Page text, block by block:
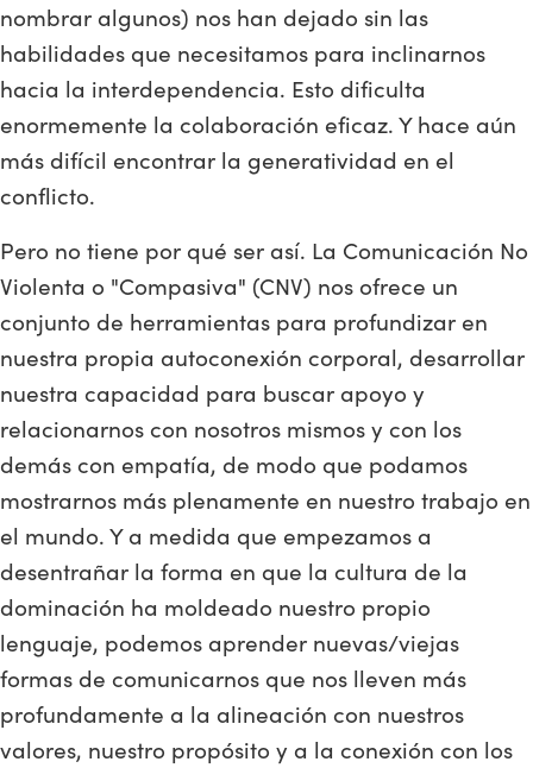
nombrar algunos) nos han dejado sin las
habilidades que necesitamos para inclinarnos
hacia la interdependencia. Esto dificulta
enormemente la colaboración eficaz. Y hace aún
más difícil encontrar la generatividad en el
conflicto.
Pero no tiene por qué ser así. La Comunicación No
Violenta o "Compasiva" (CNV) nos ofrece un
conjunto de herramientas para profundizar en
nuestra propia autoconexión corporal, desarrollar
nuestra capacidad para buscar apoyo y
relacionarnos con nosotros mismos y con los
demás con empatía, de modo que podamos
mostrarnos más plenamente en nuestro trabajo en
el mundo. Y a medida que empezamos a
desentrañar la forma en que la cultura de la
dominación ha moldeado nuestro propio
lenguaje, podemos aprender nuevas/viejas
formas de comunicarnos que nos lleven más
profundamente a la alineación con nuestros
valores, nuestro propósito y a la conexión con los